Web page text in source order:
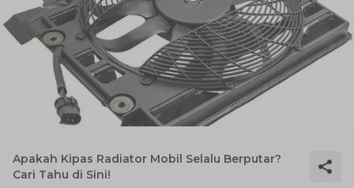
Apakah Kipas Radiator Mobil Selalu Berputar?
Cari Tahu di Sini!